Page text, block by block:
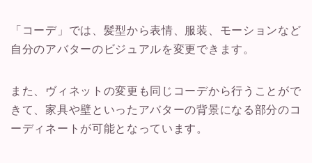
「コーデ」では、髪型から表情、服装、モーションなど
自分のアバターのビジュアルを変更できます。
また、ヴィネットの変更も同じコーデから行うことがで
きて、家具や壁といったアバターの背景になる部分のコ
ーディネートが可能となっています。